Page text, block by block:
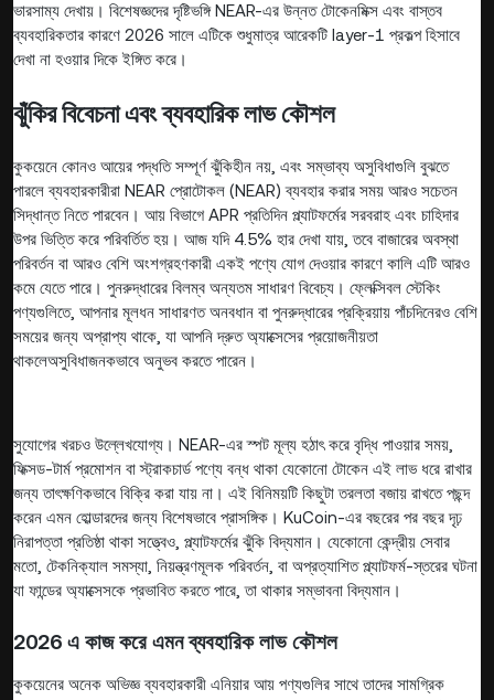
ভারসাম্য দেখায়। বিশেষজ্ঞদের দৃষ্টিভঙ্গি NEAR-এর উন্নত টোকেনমিক্স এবং বাস্তব
ব্যবহারিকতার কারণে 2026 সালে এটিকে শুধুমাত্র আরেকটি layer-1 প্রকল্প হিসাবে
দেখা না হওয়ার দিকে ইঙ্গিত করে।
ঝুঁকির বিবেচনা এবং ব্যবহারিক লাভ কৌশল
কুকয়েনে কোনও আয়ের পদ্ধতি সম্পূর্ণ ঝুঁকিহীন নয়, এবং সম্ভাব্য অসুবিধাগুলি বুঝতে
পারলে ব্যবহারকারীরা NEAR প্রোটোকল (NEAR) ব্যবহার করার সময় আরও সচেতন
সিদ্ধান্ত নিতে পারবেন। আয় বিভাগে APR প্রতিদিন প্ল্যাটফর্মের সরবরাহ এবং চাহিদার
উপর ভিত্তি করে পরিবর্তিত হয়। আজ যদি 4.5% হার দেখা যায়, তবে বাজারের অবস্থা
পরিবর্তন বা আরও বেশি অংশগ্রহণকারী একই পণ্যে যোগ দেওয়ার কারণে কালি এটি আরও
কমে যেতে পারে। পুনরুদ্ধারের বিলম্ব অন্যতম সাধারণ বিবেচ্য। ফ্লেক্সিবল স্টেকিং
পণ্যগুলিতে, আপনার মূলধন সাধারণত অনবধান বা পুনরুদ্ধারের প্রক্রিয়ায় পাঁচদিনেরও বেশি
সময়ের জন্য অপ্রাপ্য থাকে, যা আপনি দ্রুত অ্যাক্সেসের প্রয়োজনীয়তা
থাকলেঅসুবিধাজনকভাবে অনুভব করতে পারেন।
সুযোগের খরচও উল্লেখযোগ্য। NEAR-এর স্পট মূল্য হঠাৎ করে বৃদ্ধি পাওয়ার সময়,
ফিক্সড-টার্ম প্রমোশন বা স্ট্রাকচার্ড পণ্যে বন্ধ থাকা যেকোনো টোকেন এই লাভ ধরে রাখার
জন্য তাৎক্ষণিকভাবে বিক্রি করা যায় না। এই বিনিময়টি কিছুটা তরলতা বজায় রাখতে পছন্দ
করেন এমন হোল্ডারদের জন্য বিশেষভাবে প্রাসঙ্গিক। KuCoin-এর বছরের পর বছর দৃঢ়
নিরাপত্তা প্রতিষ্ঠা থাকা সত্ত্বেও, প্ল্যাটফর্মের ঝুঁকি বিদ্যমান। যেকোনো কেন্দ্রীয় সেবার
মতো, টেকনিক্যাল সমস্যা, নিয়ন্ত্রণমূলক পরিবর্তন, বা অপ্রত্যাশিত প্ল্যাটফর্ম-স্তরের ঘটনা
যা ফান্ডের অ্যাক্সেসকে প্রভাবিত করতে পারে, তা থাকার সম্ভাবনা বিদ্যমান।
2026 এ কাজ করে এমন ব্যবহারিক লাভ কৌশল
কুকয়েনের অনেক অভিজ্ঞ ব্যবহারকারী এনিয়ার আয় পণ্যগুলির সাথে তাদের সামগ্রিক